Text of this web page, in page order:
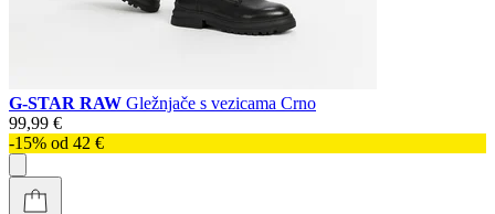
G-STAR RAW Gležnjače s vezicama Crno
99,99 €
-15% od 42 €